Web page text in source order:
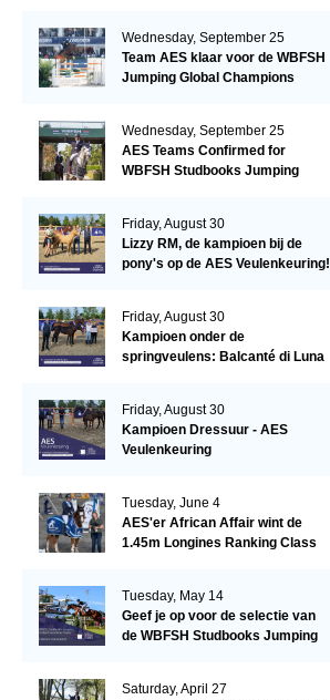
Wednesday, September 25
Team AES klaar voor de WBFSH
Jumping Global Champions
Wednesday, September 25
AES Teams Confirmed for
WBFSH Studbooks Jumping
Friday, August 30
Lizzy RM, de kampioen bij de
pony's op de AES Veulenkeuring!
Friday, August 30
Kampioen onder de
springveulens: Balcanté di Luna
Friday, August 30
Kampioen Dressuur - AES
Veulenkeuring
Tuesday, June 4
AES'er African Affair wint de
1.45m Longines Ranking Class
Tuesday, May 14
Geef je op voor de selectie van
de WBFSH Studbooks Jumping
Saturday, April 27